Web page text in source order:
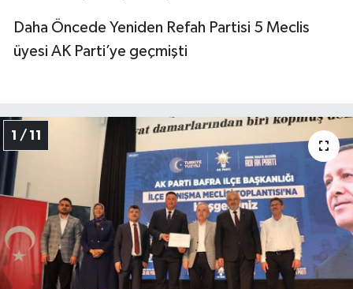
Daha Öncede Yeniden Refah Partisi 5 Meclis
üyesi AK Parti’ye geçmişti
1 / 11